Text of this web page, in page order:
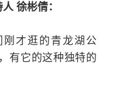
徐彬倩：
才逛的青龙湖公
有它的这种独特的